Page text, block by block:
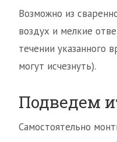
Возможно из
воздух и мелкие
течении указанного
могут исчезнуть).
Подведем
Самостоятельно